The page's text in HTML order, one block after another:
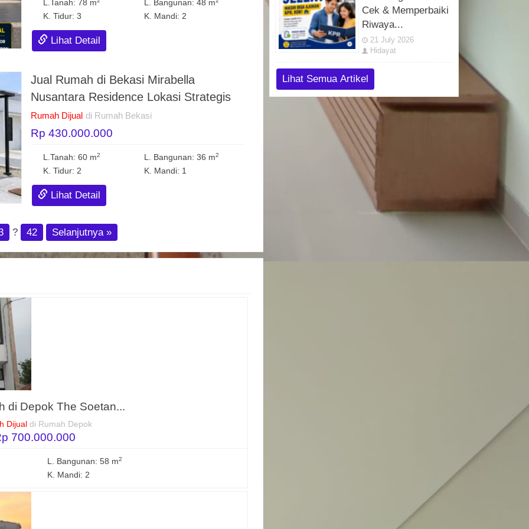
L.Tanah: 78 m L. Bangunan: 48 m
K. Tidur: 3 K. Mandi: 2
Lihat Detail
Jual Rumah di Bekasi Mirabella
Nusantara Residence Lokasi Strategis
Rumah Dijual di Rumah Bekasi
Rp 430.000.000
L.Tanah: 60 m2 L. Bangunan: 36 m2
K. Tidur: 2 K. Mandi: 1
Lihat Detail
? 42 Selanjutnya »
di Depok The Soetan...
Dijual di Rumah Depok
700.000.000
L. Bangunan: 58 m2
K. Mandi: 2
Cek & Memperbaiki
Riwaya...
21 July 2026
Hidayat
Lihat Semua Artikel